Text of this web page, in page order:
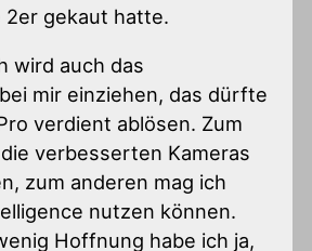
2er gekaut hatte.
wird auch das
mir einziehen, das dürfte
verdient ablösen. Zum
verbesserten Kameras
zum anderen mag ich
nutzen können.
Hoffnung habe ich ja,